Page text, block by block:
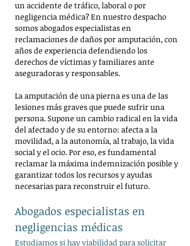
un accidente de tráfico, laboral o por
negligencia médica? En nuestro despacho
somos abogados especialistas en
reclamaciones de daños por amputación, con
años de experiencia defendiendo los
derechos de víctimas y familiares ante
aseguradoras y responsables.
La amputación de una pierna es una de las
lesiones más graves que puede sufrir una
persona. Supone un cambio radical en la vida
del afectado y de su entorno: afecta a la
movilidad, a la autonomía, al trabajo, la vida
social y el ocio. Por eso, es fundamental
reclamar la máxima indemnización posible y
garantizar todos los recursos y ayudas
necesarias para reconstruir el futuro.
Abogados especialistas en
negligencias médicas
Estudiamossi hay viabilidad para solicitar